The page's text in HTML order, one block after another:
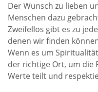
Der Wunsch zu lieben
Menschen dazu
Zweifellos gibt es zu
denen wir finden
Wenn es um
der richtige Ort, um die
Werte teilt und